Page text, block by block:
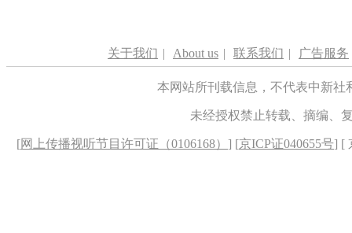
关于我们 | About us | 联系我们 | 广告服务
本网站所刊载信息，不代表中新
未经授权禁止转载、摘编、
[网上传播视听节目许可证（0106168） ] [京ICP证040655号] [